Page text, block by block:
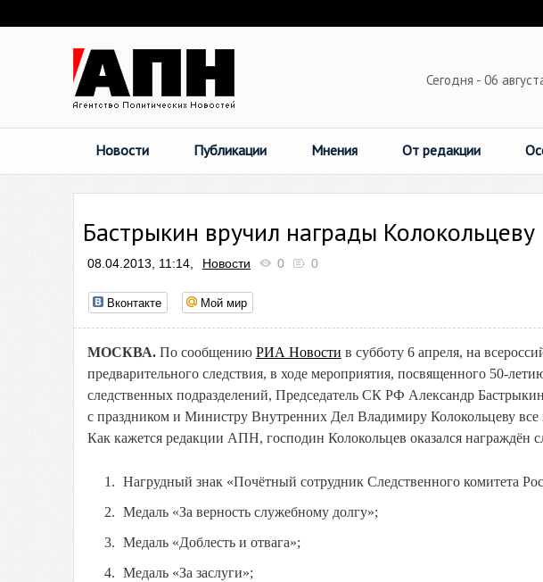
Сегодня - 06
Новости Публикации Мнения От редакции
Бастрыкин вручил награды Колокольцеву
08.04.2013, 11:14, Новости 0 0
Вконтакте Мой мир
МОСКВА. По сообщению РИА Новости в субботу 6 апреля, на
предварительного следствия, в ходе мероприятия, посвященного 50-
следственных подразделений, Председатель СК РФ Александр
с праздником и Министру Внутренних Дел Владимиру Колокольцеву
Как кажется редакции АПН, господин Колокольцев оказался награждён
Нагрудный знак «Почётный сотрудник Следственного комитета
Медаль «За верность служебному долгу»;
Медаль «Доблесть и отвага»;
Медаль «За заслуги»;